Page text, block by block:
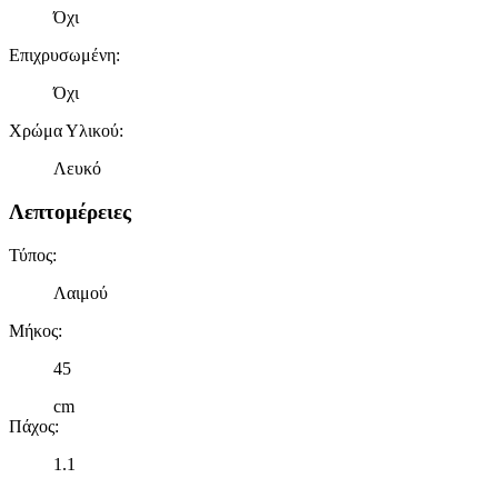
Όχι
Επιχρυσωμένη:
Όχι
Χρώμα Υλικού:
Λευκό
Λεπτομέρειες
Τύπος:
Λαιμού
Μήκος:
45
cm
Πάχος:
1.1